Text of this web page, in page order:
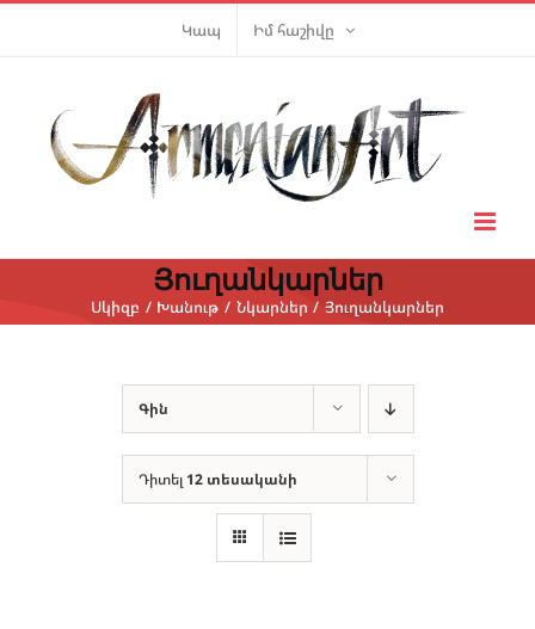
Կապ Իմ հաշիվը
Յուղանկարներ
Սկիզբ Խանութ Նկարներ Յուղանկարներ
Գին
Դիտել 12 տեսականի